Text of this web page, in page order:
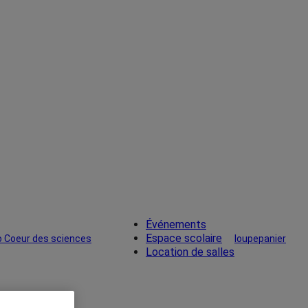
Événements
Espace scolaire
Location de salles
loupepanier